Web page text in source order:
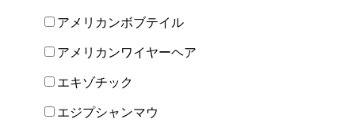
アメリカンボブテイル
アメリカンワイヤーヘア
エキゾチック
エジプシャンマウ